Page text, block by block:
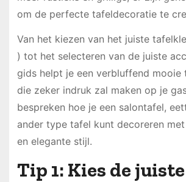
om de perfecte tafeldecoratie te
Van het kiezen van het juiste
) tot het selecteren van de juiste
gids helpt je een verbluffend mooie
die zeker indruk zal maken op je
bespreken hoe je een salontafel,
ander type tafel kunt decoreren
en elegante stijl.
Tip 1: Kies de